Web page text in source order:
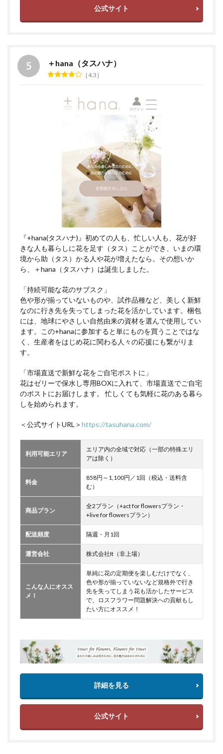
公式サイト
＋hana（タスハナ）
4.3
『+hana(タスハナ)』初めての人も、忙しい人も、花が好
きな人も暮らしに花を足す（タス）ことができ、いまの環
境から助（タス）かる人や花が増えたなら。その想いか
ら、＋hana（タスハナ）は誕生しました。
「持続可能な花のサブスク」
色や形が揃っていないものや、試作品種など、美しく新鮮
なのに行き先を失ってしまった花を活かしています。梱包
には、地球にやさしい自然由来の資材を選んで使用してい
ます。この+hanaに参加すると単にものを買うことではな
く、生産者をはじめ花に関わる人々の応援にも繋がりま
す。
「市場直送で新鮮な花をご自宅ポストに」
花はゼリーで保水し専用BOXに入れて、市場直送でご自宅
のポストにお届けします。 忙しくても気軽に花のある暮ら
しを始められます。
＜公式サイトURL＞https://tasuhana.com/
利用可能エリア
エリア内の全域で対応（一部の特殊エリ
アは除く）
料金
858円～1,100円／1回（税込・送料含
む）
商品プラン
全2プラン（+act for flowersプラン・
+live for flowersプラン）
配送頻度 隔週・月1回
運営会社 株式会社It（非上場）
こんな人にオスス
メ！
単純に花の定期便を楽しむだけでなく、
色や形が揃っていないなど規格外で行き
先を失ってしまう花も活かしたサービス
で、ロスフラワー問題解決への貢献もし
たい方にオススメ！
詳細を見る
公式サイト